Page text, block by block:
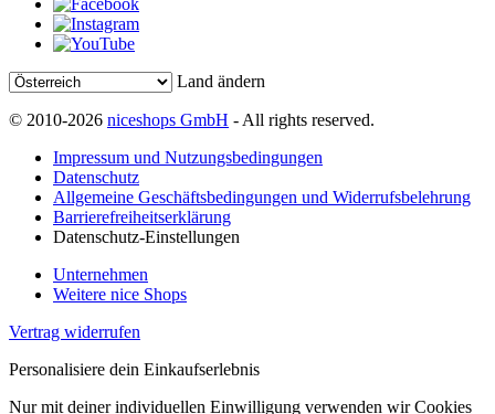
Land ändern
© 2010-2026 niceshops GmbH - All rights reserved.
Impressum und Nutzungsbedingungen
Datenschutz
Allgemeine Geschäftsbedingungen und Widerrufsbelehrung
Barrierefreiheitserklärung
Datenschutz-Einstellungen
Unternehmen
Weitere nice Shops
Vertrag widerrufen
Personalisiere dein Einkaufserlebnis
Nur mit deiner individuellen Einwilligung verwenden wir Cookies